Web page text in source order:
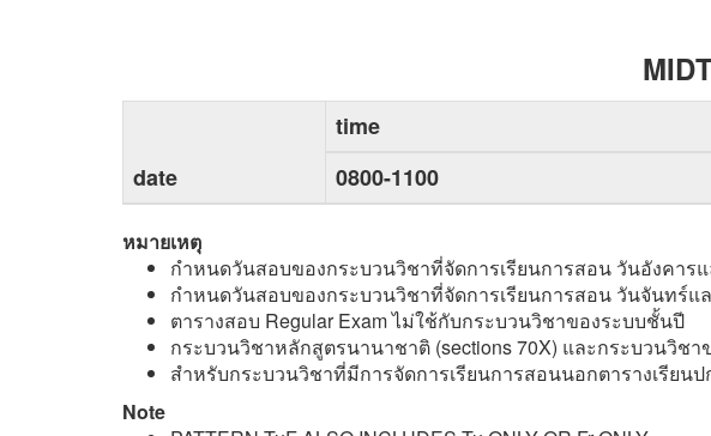
date
time
0800-1100
หมายเหตุ
กำหนดวันสอบของกระบวนวิชาที่จัดการเรียนการสอน วันอังคา
กำหนดวันสอบของกระบวนวิชาที่จัดการเรียนการสอน วันจันทร์
ตารางสอบ Regular Exam ไม่ใช้กับกระบวนวิชาของระบบชั้นปี
กระบวนวิชาหลักสูตรนานาชาติ (sections 70X) และกระบวนวิช
สำหรับกระบวนวิชาที่มีการจัดการเรียนการสอนนอกตารางเรีย
Note